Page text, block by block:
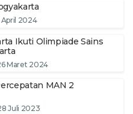
April 2024
Ikuti Olimpiade Sains
Maret 2024
MAN 2
Juli 2023